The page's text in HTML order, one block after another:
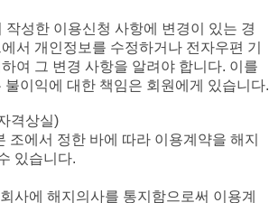
작성한 이용신청 사항에 변경이 있는 경
서 개인정보를 수정하거나 전자우편 기
여 그 변경 사항을 알려야 합니다. 이를
불이익에 대한 책임은 회원에게 있습니다.
격상실)
조에서 정한 바에 따라 이용계약을 해지
있습니다.
사에 해지의사를 통지함으로써 이용계